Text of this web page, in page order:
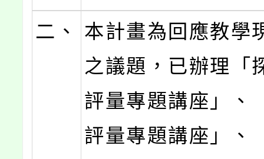
二、
本計畫為回應教學
之議題，已辦理「
評量專題講座」、
評量專題講座」、